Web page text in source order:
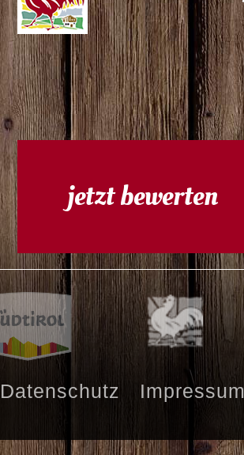
jetzt bewerten
Datenschutz Impressum